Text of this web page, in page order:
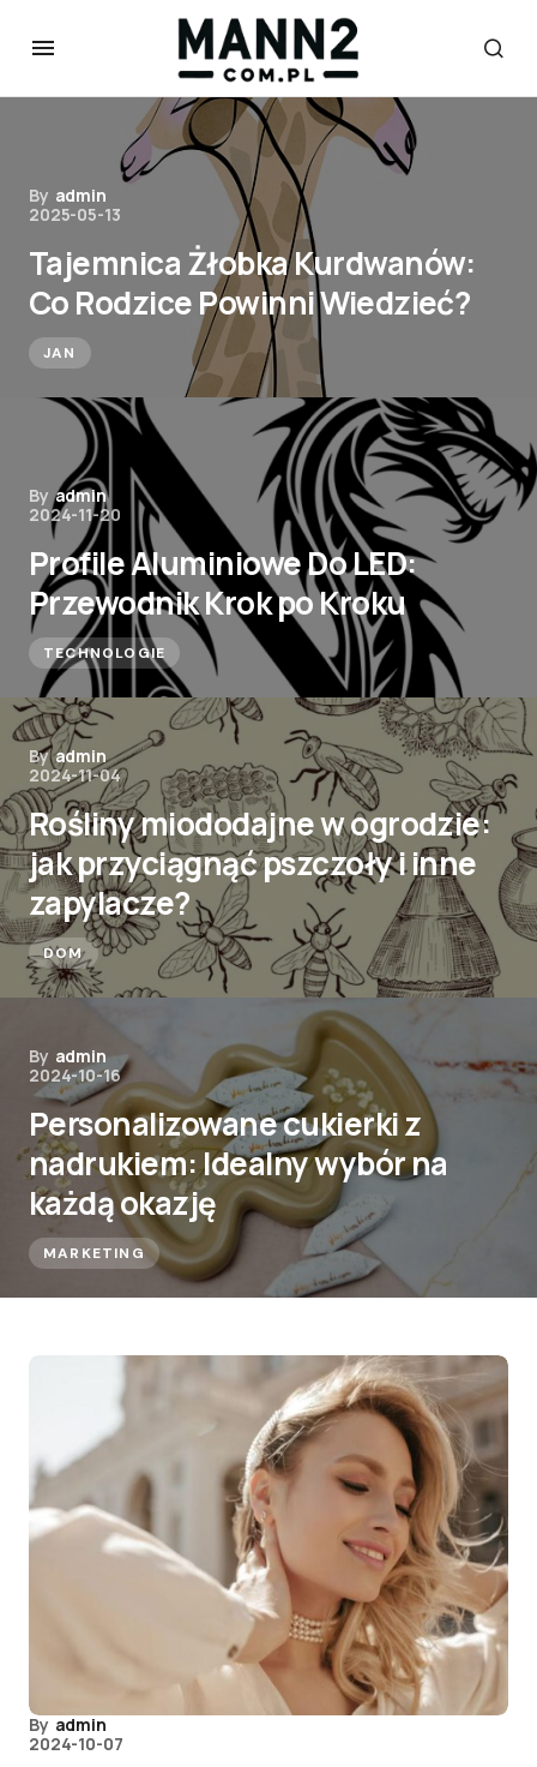
By admin
2025-05-13
Tajemnica Żłobka Kurdwanów:
Co Rodzice Powinni Wiedzieć?
JAN
By admin
2024-11-20
Profile Aluminiowe Do LED:
Przewodnik Krok po Kroku
TECHNOLOGIE
By admin
2024-11-04
Rośliny miododajne w ogrodzie:
jak przyciągnąć pszczoły i inne
zapylacze?
DOM
By admin
2024-10-16
Personalizowane cukierki z
nadrukiem: Idealny wybór na
każdą okazję
MARKETING
By admin
2024-10-07